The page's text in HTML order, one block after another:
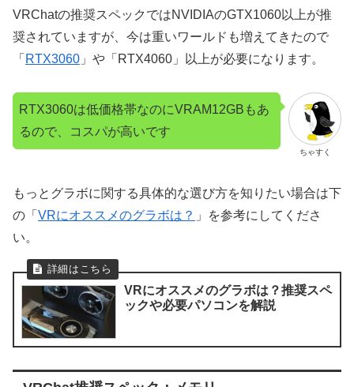
VRChatの推奨スペックではNVIDIAのGTX1060以上が推
奨されていますが、今は重いワールドも増えてきたので
「 RTX3060 」や「RTX4060」以上が必要になります。
ちゃすく
RTX3060は低価格帯なのにVRAM12GBもあ
るので、コスパが高いです
もっとグラボに関する具体的な選び方を知りたい場合は下
の「 VRにオススメのグラボは？ 」を参考にしてくださ
い。
VRにオススメのグラボは？推奨スペ
ックや必要パソコンを解説